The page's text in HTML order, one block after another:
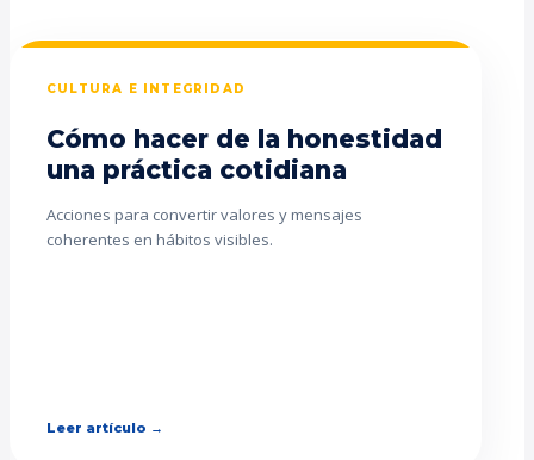
CULTURA E INTEGRIDAD
Cómo hacer de la honestidad
una práctica cotidiana
Acciones para convertir valores y mensajes
coherentes en hábitos visibles.
Leer artículo →